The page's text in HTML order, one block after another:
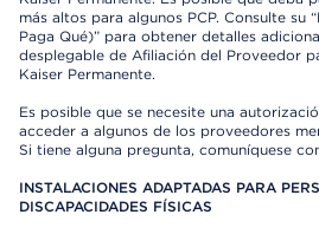
más altos para algunos PCP. Consulte su
Paga Qué)” para obtener detalles
desplegable de Afiliación del Proveedor
Kaiser Permanente.
Es posible que se necesite una
acceder a algunos de los proveedores
Si tiene alguna pregunta, comuníquese
INSTALACIONES ADAPTADAS PARA
DISCAPACIDADES FÍSICAS